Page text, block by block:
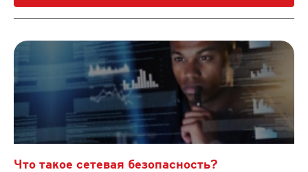
Что такое сетевая безопасность?